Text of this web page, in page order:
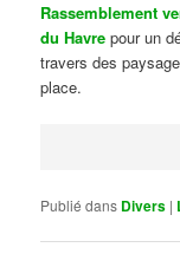
Rassemblement
du Havre pour un
travers des
place.
Publié dans Divers |